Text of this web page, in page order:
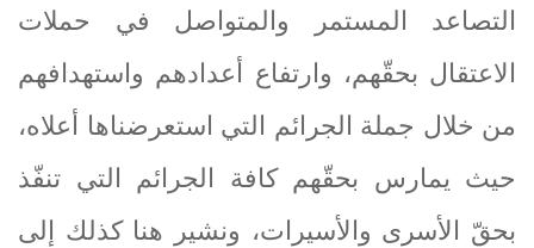
التصاعد المستمر والمتواصل في حملات
الاعتقال بحقّهم، وارتفاع أعدادهم واستهدافهم
من خلال جملة الجرائم التي استعرضناها أعلاه،
حيث يمارس بحقّهم كافة الجرائم التي تنفّذ
بحقّ الأسرى والأسيرات، ونشير هنا كذلك إلى